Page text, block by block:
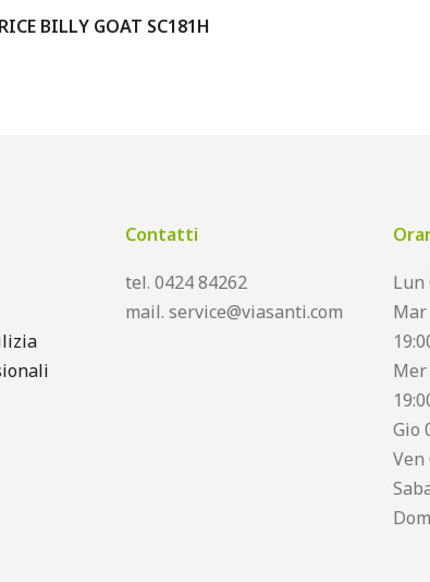
BILLY GOAT SC181H
Contatti
tel. 0424 84262
mail. service@viasanti.com
Lun
Mar
Mer
Gio
Ven